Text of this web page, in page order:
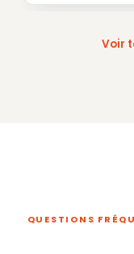
Voir
QUESTIONS